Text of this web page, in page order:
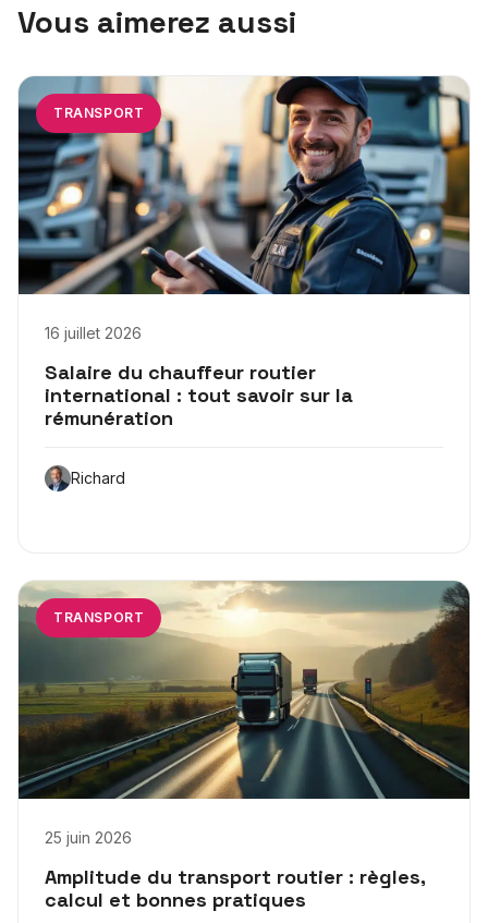
Vous aimerez aussi
TRANSPORT
16 juillet 2026
Salaire du chauffeur routier
international : tout savoir sur la
rémunération
Richard
TRANSPORT
25 juin 2026
Amplitude du transport routier : règles,
calcul et bonnes pratiques